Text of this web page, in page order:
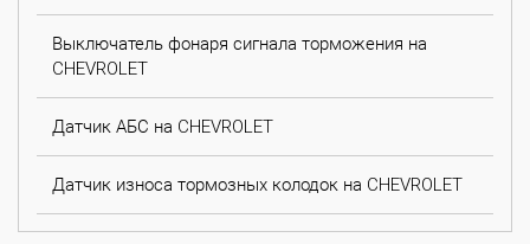
Выключатель фонаря сигнала торможения на
CHEVROLET
Датчик АБС на CHEVROLET
Датчик износа тормозных колодок на CHEVROLET